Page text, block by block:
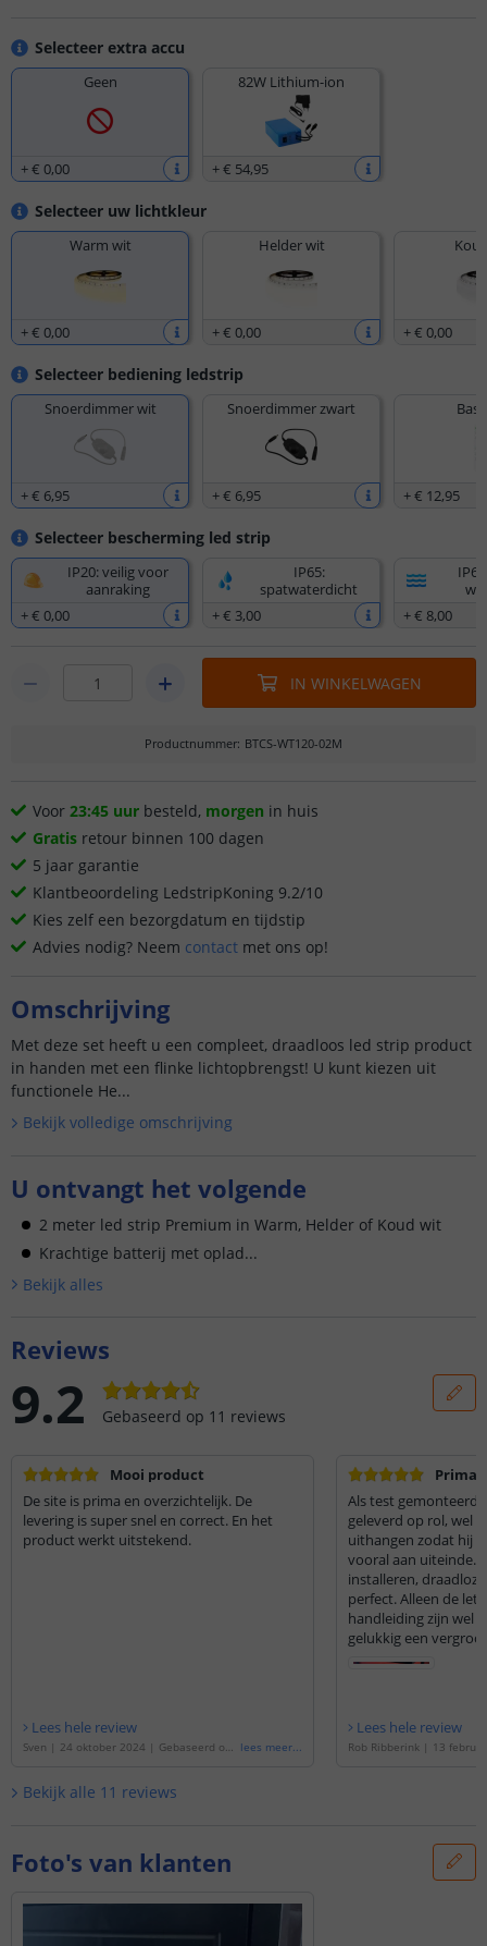
Selecteer extra accu
Geen
+€ 0,00
82W Lithium-ion
+€ 54,95
Selecteer uw lichtkleur
Warm wit
+€ 0,00
Helder wit
+€ 0,00 +€ 0,00
Selecteer bediening ledstrip
Snoerdimmer wit
+€ 6,95
Snoerdimmer zwart
+€ 6,95 +€ 12,95
Selecteer bescherming led strip
IP20: veilig voor
aanraking
+€ 0,00
IP65:
spatwaterdicht
+€ 3,00
+€ 8,00
IN WINKELWAGEN
Productnummer: BTCS-WT120-02M
Voor 23:45 uur besteld, morgen in huis
Gratis retour binnen 100 dagen
5 jaar garantie
Klantbeoordeling LedstripKoning 9.2/10
Kies zelf een bezorgdatum en tijdstip
Advies nodig? Neem contact met ons op!
Omschrijving
Met deze set heeft u een compleet, draadloos led strip product
in handen met een flinke lichtopbrengst! U kunt kiezen uit
functionele He...
Bekijk volledige omschrijving
U ontvangt het volgende
2 meter led strip Premium in Warm, Helder of Koud wit
Krachtige batterij met oplad...
Bekijk alles
Reviews
9.2 Gebaseerd op 11 reviews
Mooi product
De site is prima en overzichtelijk. De
levering is super snel en correct. En het
product werkt uitstekend.
Lees hele review
Sven | 24 oktober 2024 | Gebaseerd op
mium'
lees meer...
Prima
Als test gemonteerd
geleverd op rol, wel
uithangen zodat hij
vooral aan uiteinde. Makkelijk te
installeren,
perfect. Alleen de
handleiding zijn wel
gelukkig een
Lees hele review
Rob Ribberink| 13
Bekijk alle 11 reviews
Foto's van klanten